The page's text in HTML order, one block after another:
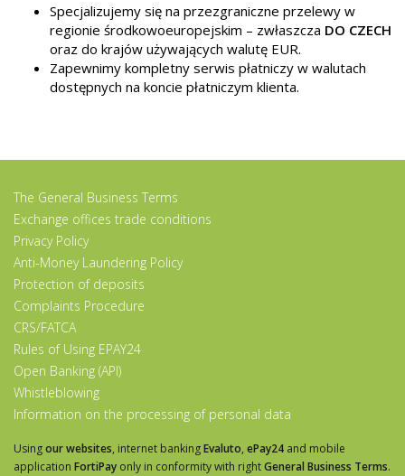
Specjalizujemy się na przezgraniczne przelewy w
regionie środkowoeuropejskim – zwłaszcza DO CZECH
oraz do krajów używających walutę EUR.
Zapewnimy kompletny serwis płatniczy w walutach
dostępnych na koncie płatniczym klienta.
The General Business Terms
Exchange offices trade conditions
Privacy Policy
Anti-Money Laundering Policy
Protection of deposits
Complaints Procedure
CRS/FATCA
Rules of Using EPAY24
Open Banking (API)
Whistleblowing
Information on the processing of personal data
Usingour websites, internet bankingEvaluto, ePay24 and mobile
application FortiPay only in conformity with rightGeneral Business Terms.